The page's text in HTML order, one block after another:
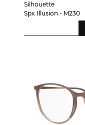
Silhouette
Spx Illusion - M230